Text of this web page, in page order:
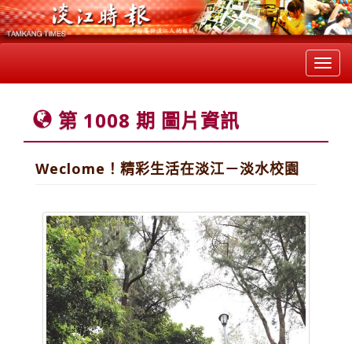
第 1008 期 圖片資訊
Weclome！精彩生活在淡江－淡水校園